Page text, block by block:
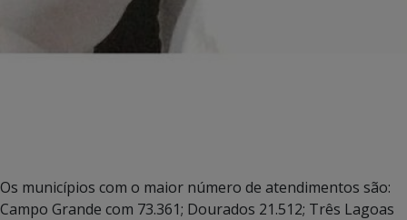
Os municípios com o maior número de atendimentos são:
Campo Grande com 73.361; Dourados 21.512; Três Lagoas